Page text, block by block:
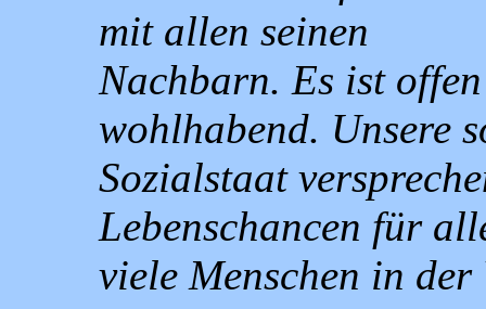
mit allen seinen
Nachbarn. Es ist
wohlhabend. Unsere
Sozialstaat
Lebenschancen für
viele Menschen in der